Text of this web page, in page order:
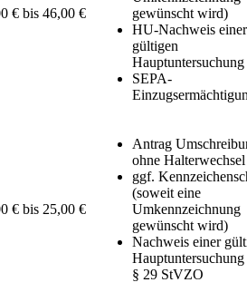
€ bis 46,00 €
gewünscht wird)
HU-Nachweis einer
gültigen
Hauptuntersuchung
SEPA-
€ bis 25,00 €
Antrag
ohne Halterwechsel
ggf.
(soweit eine
Umkennzeichnung
gewünscht wird)
Nachweis einer
Hauptuntersuchung
§ 29 StVZO